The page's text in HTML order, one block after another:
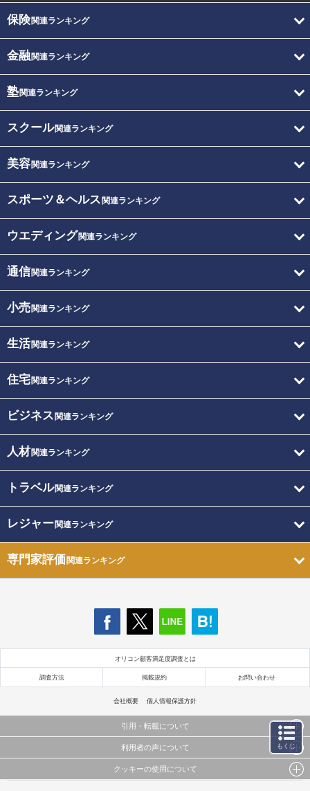
保険関連ランキング
金融関連ランキング
塾関連ランキング
スクール関連ランキング
美容関連ランキング
スポーツ＆ヘルス 関連ランキング
ウエディング関連ランキング
通信関連ランキング
小売関連ランキング
生活関連ランキング
住宅関連ランキング
ビジネス 関連ランキング
人材関連ランキング
トラベル関連ランキング
レジャー関連ランキング
専門家評価関連ランキング
オリコン顧客満足度調査とは
調査方法 掲載規約 お問い合わせ
会社概要 個人情報保護方針
引用・転載について
当サイトで公開されている情報（文字、写真、イラスト、画像データ等）及びこれらの配置・
これらの情報を権利者の許可なく無断転載・複製などの二次利用を行うことは固く禁じており
利用者の声について
当サイトに掲載している内容はすべてサービスの利用者が提出された見解・感想です。
クッキーの使用について
もくじ